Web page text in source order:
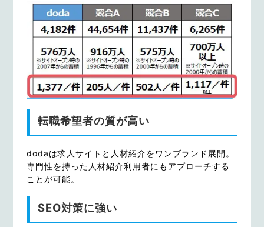
転職希望者の質が高い
dodaは求人サイトと人材紹介をワンブランド展開。
専門性を持った人材紹介利用者にもアプローチする
ことが可能。
SEO対策に強い